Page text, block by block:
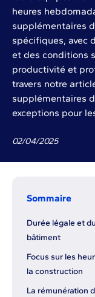
heures
supplémentaires
spécifiques, avec
et des conditions
productivité et
travers notre
supplémentaires
exceptions pour
02/04/2025
Sommaire
Durée légale et
bâtiment
Focus sur les
la construction
La rémunération